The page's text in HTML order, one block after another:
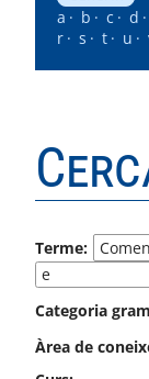
a b c d
r
s t u
Terme:
Categoria
Àrea de